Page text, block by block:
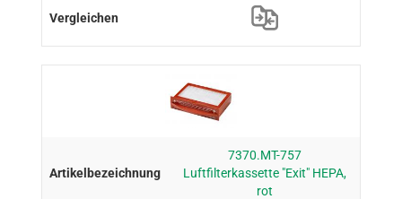
7370.MT-757
Luftfilterkassette "Exit" HEPA,
rot